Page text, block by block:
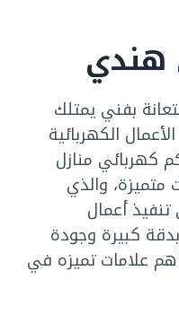
هندي
بفني يمتلك
الكهربائية
كهربائي منازل
متميزة، والذي
أعمال
بدقة كبيرة وجودة
علامات تميزه في